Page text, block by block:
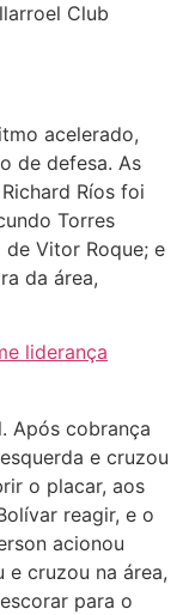
Club
acelerado,
de defesa. As
Ríos foi
Torres
Vitor Roque; e
da área,
liderança
Após cobrança
e cruzou
o placar, aos
reagir, e o
acionou
e cruzou na área,
para o